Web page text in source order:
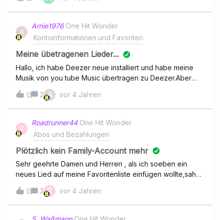
A
Arnie1976 One Hit Wonder
Kontoinformationen und Favoriten
Meine übetragenen Lieder...
Hallo, ich habe Deezer neue installiert und habe meine
Musik von you tube Music übertragen zu Deezer.Aber
sehe und finde ich jetzt meine Musik?Danke.VG Arne
0
2 A vor 4 Jahren
R
Roadrunner44 One Hit Wonder
Abos und Bezahlungen
Plötzlich kein Family-Account mehr
Sehr geehrte Damen und Herren , als ich soeben ein
neues Lied auf meine Favoritenliste einfügen wollte,sah
ich dass ich plötzlich kein Familymitglied mehr bin. Ich
habe Family seit 2017 und zuletzt im Dezember 01.12.21
14,99€ bezahlt und das jeden Monat pünktlich . wäre
super wenn mir geholfen würde Mit freundlichen
0 3 R vor 4 Jahren